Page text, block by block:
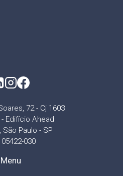
72 - Cj 1603
- Edifício Ahead
São Paulo - SP
05422-030
Menu